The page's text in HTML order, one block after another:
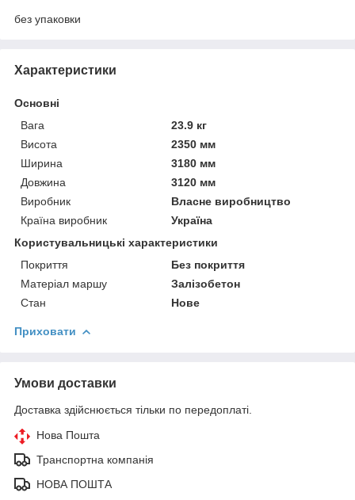
без упаковки
Характеристики
Основні
Вага
23.9 кг
Висота
2350 мм
Ширина
3180 мм
Довжина
3120 мм
Виробник
Власне виробництво
Країна виробник
Україна
Користувальницькі характеристики
Покриття
Без покриття
Матеріал маршу
Залізобетон
Стан
Нове
Приховати
Умови доставки
Доставка здійснюється тільки по передоплаті.
Нова Пошта
Транспортна компанія
НОВА ПОШТА